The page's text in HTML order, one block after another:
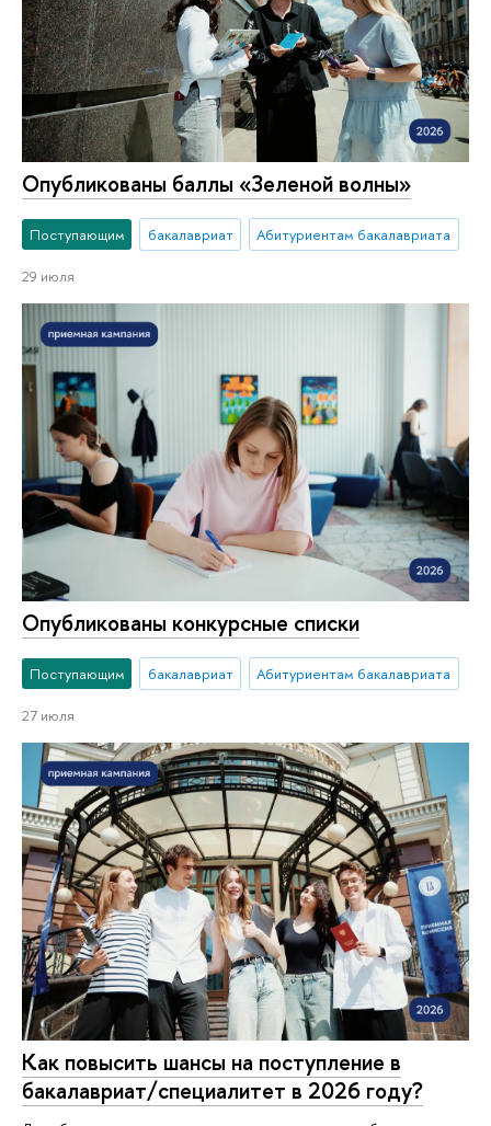
Опубликованы баллы «Зеленой волны»
Поступающим бакалавриат Абитуриентам бакалавриата
29 июля
Опубликованы конкурсные списки
Поступающим бакалавриат Абитуриентам бакалавриата
27 июля
Как повысить шансы на поступление в
бакалавриат/специалитет в 2026 году?